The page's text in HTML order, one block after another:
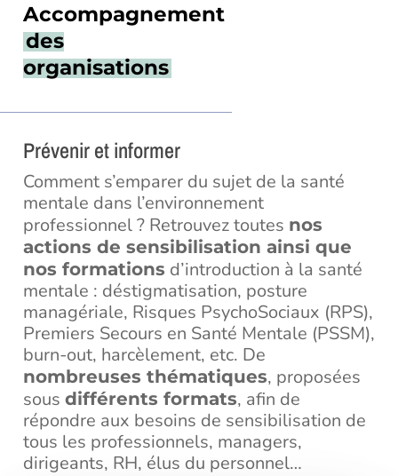
Accompagnement
des
organisations
Prévenir et informer
Comment s’emparer du sujet de la santé
mentale dans l’environnement
professionnel ? Retrouvez toutes nos
actions de sensibilisation ainsi que
nos formations d’introduction à la santé
mentale : déstigmatisation, posture
managériale, Risques PsychoSociaux (RPS),
Premiers Secours en Santé Mentale (PSSM),
burn-out, harcèlement, etc. De
nombreuses thématiques, proposées
sous différents formats, afin de
répondre aux besoins de sensibilisation de
tous les professionnels, managers,
dirigeants, RH, élus du personnel…